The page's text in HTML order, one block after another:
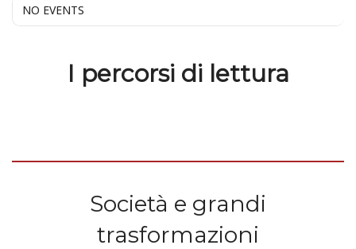
NO EVENTS
I percorsi di lettura
Società e grandi
trasformazioni